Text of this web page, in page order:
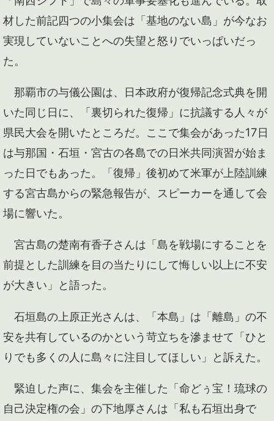
材した前記四つの小集会は「基地のない島」が今なお
実現していないことへの失望と怒りでいっぱいだっ
た。
那覇市の与儀公園は、日本政府が復帰記念式典を開
いた同じ日に、「裏切られた復帰」に抗議する人々が
県民大会を開いたところだ。ここで集会があった17日
は与那国・石垣・宮古の各島での日米共同演習が始ま
った日でもあった。「復帰」後初めて米軍が上陸訓練
する宮古島からの緊急報告が、スピーカーを通して会
場に響いた。
宮古島の楚南有香子さんは「島を戦場にすることを
前提とした訓練を目の当たりにして悔しい以上に不安
が大きい」と語った。
石垣島の上原正光さんは、「本島」は「離島」の不
安を共有しているのかという苛立ちを滲ませて「ひと
りでも多くの人に島々に注目してほしい」と訴えた。
緊迫した声に、集会を主催した「命どぅ宝！琉球の
自己決定権の会」の下地厚さんは「私も石垣出身で